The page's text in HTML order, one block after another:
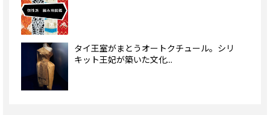
タイ王室がまとうオートクチュール。シリ
キット王妃が築いた文化...